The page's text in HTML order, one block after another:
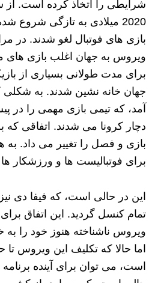
شرایطی را اتخاذ کرده است.
2020 میلادی به تازگی شروع
بازی های فوتبال لغو شدند. در
ویروس به جهان اغلب بازی های
برای مدت طولانی بسیاری از
جهان خانه نشین شدند. به
آمد، که تیمی بازی مهمی را در
دچار کرونا می شدند. اتفاقی
بازی و فصل را تغییر می داد.
برای فوتبالیست ها و ورزشکار
این در حالی است، که فیفا دی
تمام کنسل گردید. این اتفاق
ویروس ناشناخته هنوز خود را به
اما حالا که تکلیف این
است، می توان برای آینده